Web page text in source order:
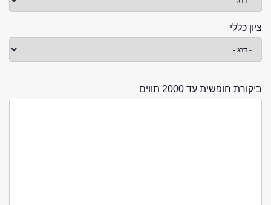
ציון כללי
ביקורת חופשית עד 2000 תווים